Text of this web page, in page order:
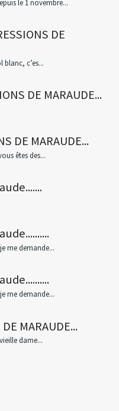
le 1 novembre...
DE
blanc, c’es...
DE MARAUDE...
DE MARAUDE...
êtes des...
me demande...
me demande...
MARAUDE...
dame...